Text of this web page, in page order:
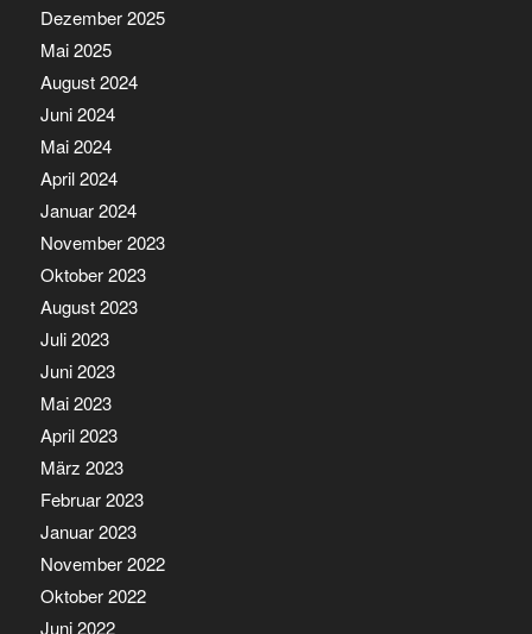
Dezember 2025
Mai 2025
August 2024
Juni 2024
Mai 2024
April 2024
Januar 2024
November 2023
Oktober 2023
August 2023
Juli 2023
Juni 2023
Mai 2023
April 2023
März 2023
Februar 2023
Januar 2023
November 2022
Oktober 2022
Juni 2022